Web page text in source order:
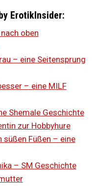
ErotikInsider:
oben
– eine Seitensprung
– eine MILF
Shemale Geschichte
zur Hobbyhure
süßen Füßen – eine
– SM Geschichte